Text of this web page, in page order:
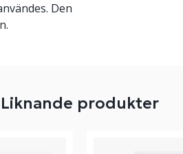
Den
Liknande produkter